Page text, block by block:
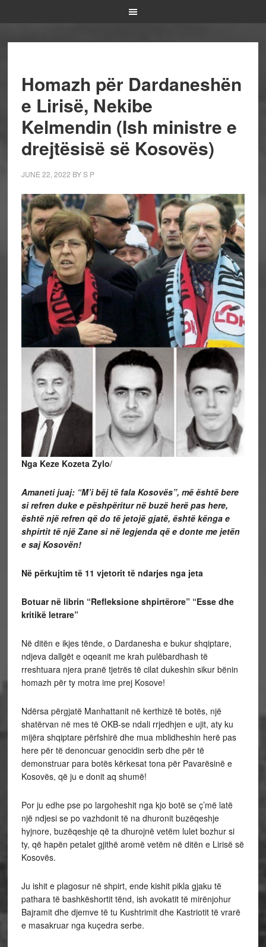
Homazh për Dardaneshën
e Lirisë, Nekibe
Kelmendin (Ish ministre e
drejtësisë së Kosovës)
JUNE 22, 2022 BYS P
Nga Keze Kozeta Zylo/
Amaneti juaj: “M’i bëj të fala Kosovës”, më është bere
si refren duke e pëshpëritur në buzë herë pas here,
është një refren që do të jetojë gjatë, është kënga e
shpirtit të një Zane si në legjenda që e donte me jetën
e saj Kosovën!
Në përkujtim të 11 vjetorit të ndarjes nga jeta
Botuar në librin “Refleksione shpirtërore” “Esse dhe
kritikë letrare”
Në ditën e ikjes tënde, o Dardanesha e bukur shqiptare,
ndjeva dallgët e oqeanit me krah pulëbardhash të
rreshtuara njera pranë tjetrës të cilat dukeshin sikur bënin
homazh për ty motra ime prej Kosove!
Ndërsa përgjatë Manhattanit në kerthizë të botës, një
shatërvan në mes të OKB-se ndali rrjedhjen e ujit, aty ku
mijëra shqiptare përfshirë dhe mua mblidheshin herë pas
here për të denoncuar genocidin serb dhe për të
demonstruar para botës kërkesat tona për Pavarësinë e
Kosovës, që ju e donit aq shumë!
Por ju edhe pse po largoheshit nga kjo botë se ç’më latë
një ndjesi se po vazhdonit të na dhuronit buzëqeshje
hyjnore, buzëqeshje që ta dhurojnë vetëm lulet bozhur si
ty, që hapën petalet gjithë aromë vetëm në ditën e Lirisë së
Kosovës.
Ju ishit e plagosur në shpirt, ende kishit pikla gjaku të
pathara të bashkëshortit tënd, ish avokatit të mirënjohur
Bajramit dhe djemve të tu Kushtrimit dhe Kastriotit të vrarë
e masakruar nga kuçedra serbe.